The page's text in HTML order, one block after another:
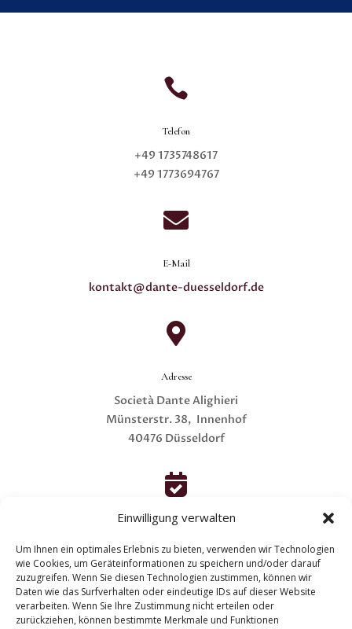
Einwilligung verwalten
Um Ihnen ein optimales Erlebnis zu bieten, verwenden wir Technologien
wie Cookies, um Geräteinformationen zu speichern und/oder darauf
zuzugreifen. Wenn Sie diesen Technologien zustimmen, können wir
Daten wie das Surfverhalten oder eindeutige IDs auf dieser Website
verarbeiten. Wenn Sie Ihre Zustimmung nicht erteilen oder
zurückziehen, können bestimmte Merkmale und Funktionen

Telefon
+49 1735748617
+49 1773694767

E-Mail
kontakt@dante-duesseldorf.de

Adresse
Società Dante Alighieri
Münsterstr. 38, Innenhof
40476 Düsseldorf

Öffnungszeiten
Sa bis Di von 10-13 und 15-18 Uhr
Mi bis Fr von 17-20 Uhr
(7. bis 21. März)